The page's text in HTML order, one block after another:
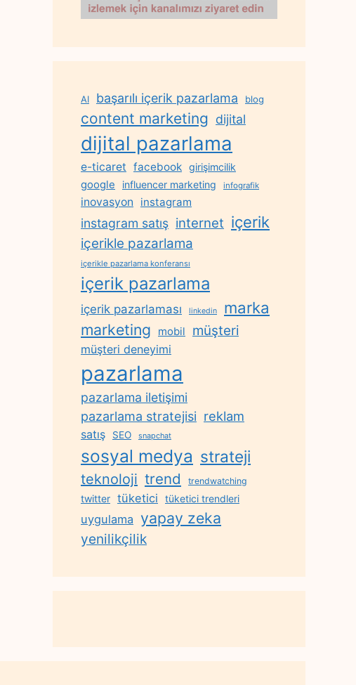
AI başarılı içerik pazarlama blog
content marketing dijital
dijital pazarlama
e-ticaret facebook girişimcilik
google influencer marketing infografik
inovasyon instagram
instagram satış internet içerik
içerikle pazarlama
içerikle pazarlama konferansı
içerik pazarlama
içerik pazarlaması linkedin marka
marketing mobil müşteri
müşteri deneyimi
pazarlama
pazarlama iletişimi
pazarlama stratejisi reklam
satış SEO snapchat
sosyal medya strateji
teknoloji trend trendwatching
twitter tüketici tüketici trendleri
uygulama yapay zeka
yenilikçilik